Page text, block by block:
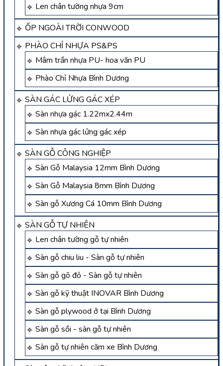
Len chân tường nhựa 9cm
ỐP NGOÀI TRỜI CONWOOD
PHÀO CHỈ NHỰA PS&PS
Mâm trần nhựa PU- hoa văn PU
Phào Chỉ Nhựa Bình Dương
SÀN GÁC LỬNG GÁC XÉP
Sàn nhựa gác 1.22mx2.44m
Sàn nhựa gác lửng gác xép
SÀN GỖ CÔNG NGHIỆP
Sàn Gỗ Malaysia 12mm Bình Dương
Sàn Gỗ Malaysia 8mm Bình Dương
Sàn gỗ Xương Cá 10mm Bình Dương
SÀN GỖ TỰ NHIÊN
Len chân tường gỗ tự nhiên
Sàn gỗ chiu liu - Sàn gỗ tự nhiên
Sàn gỗ gõ đỏ - Sàn gỗ tự nhiên
Sàn gỗ kỹ thuật INOVAR Bình Dương
Sàn gỗ plywood ở tại Bình Dương
Sàn gỗ sồi - sàn gỗ tự nhiên
Sàn gỗ tự nhiên căm xe Bình Dương